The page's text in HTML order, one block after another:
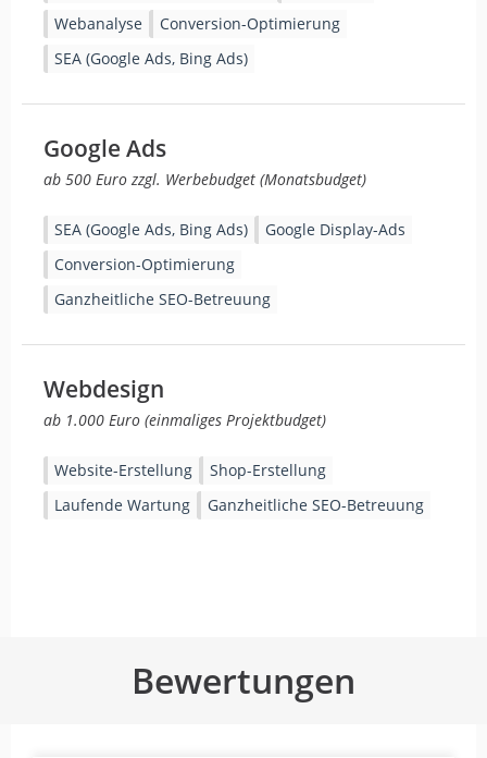
Webanalyse
Conversion-Optimierung
SEA (Google Ads, Bing Ads)
Google Ads
ab 500 Euro zzgl. Werbebudget (Monatsbudget)
SEA (Google Ads, Bing Ads)
Google Display-Ads
Conversion-Optimierung
Ganzheitliche SEO-Betreuung
Webdesign
ab 1.000 Euro (einmaliges Projektbudget)
Website-Erstellung
Shop-Erstellung
Laufende Wartung
Ganzheitliche SEO-Betreuung
Bewertungen